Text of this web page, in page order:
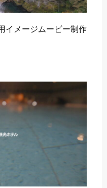
イメージムービー制作